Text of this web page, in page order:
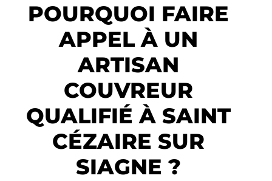
POURQUOI FAIRE
APPEL À UN
ARTISAN
COUVREUR
QUALIFIÉ À SAINT
CÉZAIRE SUR
SIAGNE ?